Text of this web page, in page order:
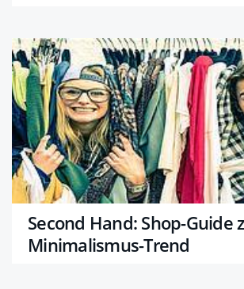
Second Hand: Shop-Guide
Minimalismus-Trend